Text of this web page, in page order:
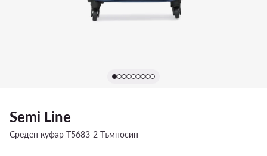
Semi Line
Среден куфар T5683-2 Тъмносин